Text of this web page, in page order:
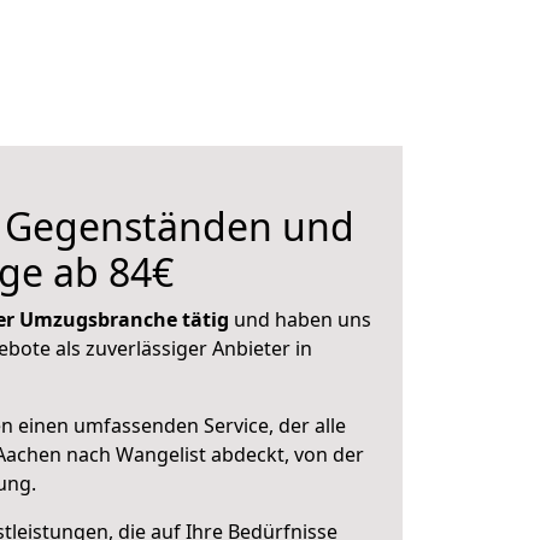
und
ab 84€
Umzugsbranche tätig und haben uns
als zuverlässiger Anbieter in
einen umfassenden Service, der alle
nach Wangelist abdeckt, von der
die auf Ihre Bedürfnisse